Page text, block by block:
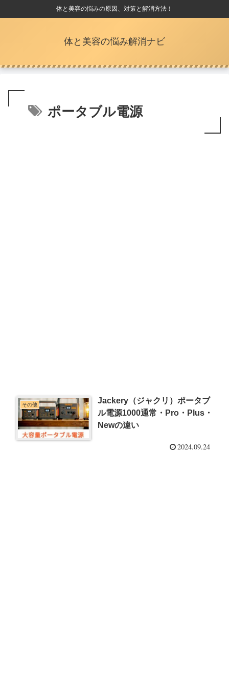
体と美容の悩みの原因、対策と解消方法！
体と美容の悩み解消ナビ
ポータブル電源
その他
Jackery（ジャクリ）ポータブ
ル電源1000通常・Pro・Plus・
Newの違い
2024.09.24